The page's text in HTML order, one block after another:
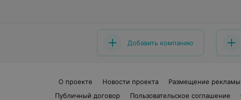
Добавить компанию
О проекте Новости проекта Размещение рекламы
Публичный договор
Пользовательское соглашение